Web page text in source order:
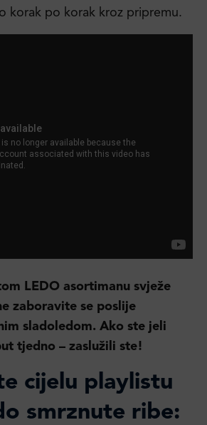
korak po korak kroz pripremu.
LEDO asortimanu svježe
zaboravite se poslije
sladoledom. Ako ste jeli
tjedno – zaslužili ste!
cijelu playlistu
smrznute ribe: